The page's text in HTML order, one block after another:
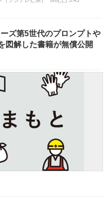
ズ第5世代のプロンプトや
図解した書籍が無償公開